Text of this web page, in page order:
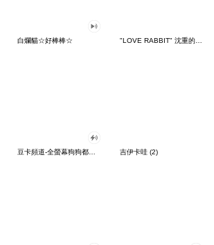
白爛貓☆好棒棒☆ "LOVE RABBIT" 沈重的愛 台灣版
吉伊卡哇 (2)